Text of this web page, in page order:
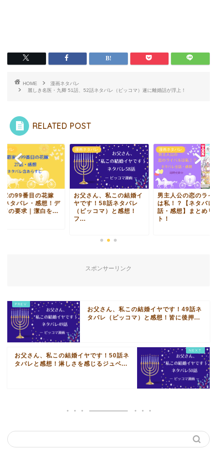
HOME
漫画ネタバレ
麗しき名医・九卿 51話、52話ネタバレ（ピッコマ）遂に離婚話が浮上！
RELATED POST
タバレ
家の99番目の花嫁
ネタバレ・感想！デ
ドの要求｜潔白を...
漫画ネタバレ
お父さん、私この結婚イ
ヤです！58話ネタバレ
（ピッコマ）と感想！
フ...
漫画ネタバレ
男主人公の恋のライ
は私！？【ネタバレ
話・感想】まとめリ
ト！
スポンサーリンク
お父さん、私この結婚イヤです！49話ネ
タバレ（ピッコマ）と感想！皆に後押...
お父さん、私この結婚イヤです！50話ネ
タバレと感想！淋しさを感じるジュベ...